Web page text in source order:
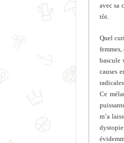
avec sa
tôt.
Quel
bascule
causes
Ce
m’a